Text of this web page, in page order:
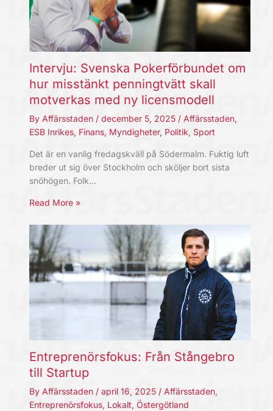
Intervju: Svenska Pokerförbundet om
hur misstänkt penningtvätt skall
motverkas med ny licensmodell
By Affärsstaden / december 5, 2025 / Affärsstaden,
ESB Inrikes, Finans, Myndigheter, Politik, Sport
Det är en vanlig fredagskväll på Södermalm. Fuktig luft
breder ut sig över Stockholm och sköljer bort sista
snöhögen. Folk…
Read More »
Entreprenörsfokus: Från Stångebro
till Startup
By Affärsstaden / april 16, 2025 / Affärsstaden,
Entreprenörsfokus, Lokalt, Östergötland